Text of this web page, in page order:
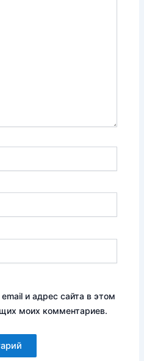
и адрес сайта в этом
моих комментариев.